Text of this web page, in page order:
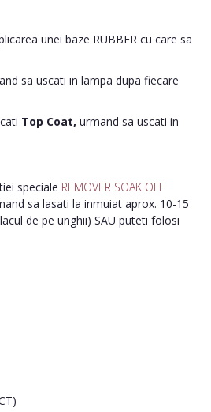
unei baze RUBBER cu care sa
sa uscati in lampa dupa fiecare
Top Coat, urmand sa uscati in
speciale REMOVER SOAK OFF
sa lasati la inmuiat aprox. 10-15
de pe unghii) SAU puteti folosi